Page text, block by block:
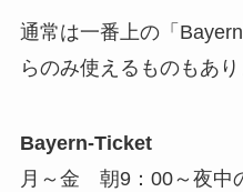
通常は一番上の「
らのみ使えるものもあり
Bayern-Ticket
月～金 朝9：00～夜中